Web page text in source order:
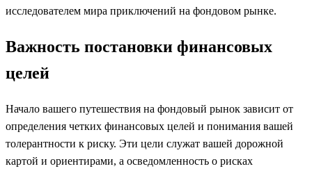
исследователем мира приключений на фондовом рынке.
Важность постановки финансовых
целей
Начало вашего путешествия на фондовый рынок зависит от
определения четких финансовых целей и понимания вашей
толерантности к риску. Эти цели служат вашей дорожной
картой и ориентирами, а осведомленность о рисках